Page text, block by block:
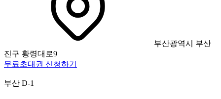
부산광역시 부산
진구 황령대로9
무료초대권 신청하기
부산 D-1